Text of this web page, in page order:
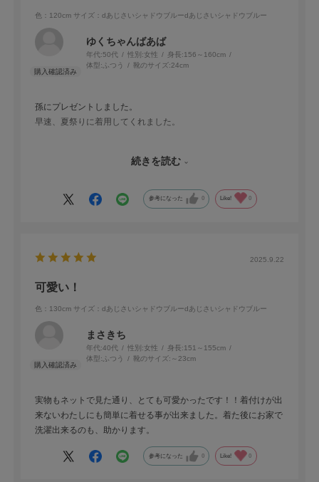
色：120cm サイズ：dあじさいシャドウブルーdあじさいシャドウブルー
ゆくちゃんばあば
年代:50代 性別:女性 身長:156～160cm
体型: ふつう 靴のサイズ:24cm
孫にプレゼントしました。
早速、夏祭りに着用してくれました。
続きを読む
参考になった 0 Like! 0
2025.9.22
可愛い！
色：130cm サイズ：dあじさいシャドウブルーdあじさいシャドウブルー
まさきち
年代:40代 性別:女性 身長:151～155cm
体型: ふつう 靴のサイズ: ～23cm
実物もネットで見た通り、とても可愛かったです！！着付けが出
来ないわたしにも簡単に着せる事が出来ました。着た後にお家で
洗濯出来るのも、助かります。
参考になった 0 Like! 0